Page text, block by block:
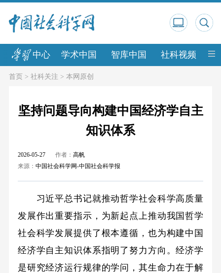
中心 学术中国 智库中国 社科视频 中
首页> 社科关注 > 本网原创
坚持问题导向构建中国经济学自主
知识体系
2026-05-27 作者： 高帆
来源： 中国社会科学网-中国社会科学报
习近平总书记就推动哲学社会科学高质量
发展作出重要指示，为新起点上推动我国哲学
社会科学发展提供了根本遵循，也为构建中国
经济学自主知识体系指明了努力方向。经济学
是研究经济运行规律的学问，其生命力在于解